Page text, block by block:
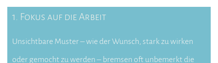
1. Fokus auf die Arbeit
Unsichtbare Muster – wie der Wunsch, stark zu wirken
oder gemocht zu werden – bremsen oft unbemerkt die